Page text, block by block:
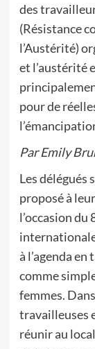
des
(Résistance
l’Austérité)
et l’austérité
pour de
Par Emily
Les délégués
proposé à
l’occasion
à l’agenda
comme
femmes.
travailleuses
réunir au